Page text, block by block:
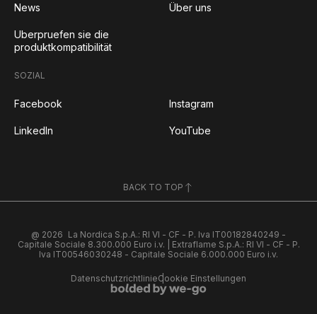
News Über uns
Uberpruefen sie die
produktkompatibilität
SOZIAL
Facebook Instagram
LinkedIn YouTube
BACK TO TOP
@ 2026 La Nordica S.p.A.: RI VI - CF - P. Iva IT00182840249 -
Capitale Sociale 8.300.000 Euro i.v. | Extraflame S.p.A.: RI VI - CF - P.
Iva IT00546030248 - Capitale Sociale 6.000.000 Euro i.v.
DatenschutzrichtlinieCookie Einstellungen